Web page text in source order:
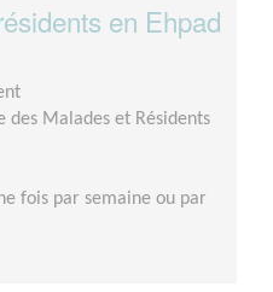
en Ehpad
des Malades et Résidents
fois par semaine ou par